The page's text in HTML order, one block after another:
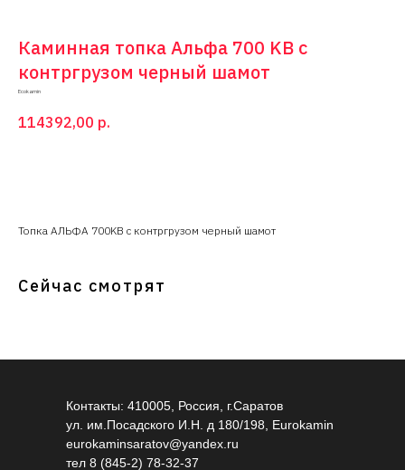
Каминная топка Альфа 700 KВ с
контргрузом черный шамот
Ecokamin
114392,00 р.
Топка АЛЬФА 700KВ с контргрузом черный шамот
Сейчас смотрят
Контакты: 410005, Россия, г.Саратов
ул. им.Посадского И.Н. д 180/198, Eurokamin
eurokaminsaratov@yandex.ru
тел 8 (845-2) 78-32-37